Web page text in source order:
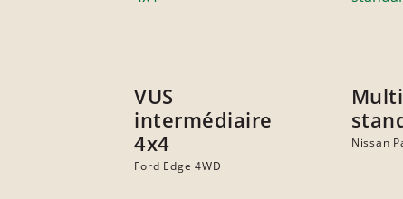
VUS
intermédiaire
4x4
Ford Edge 4WD
Nissan